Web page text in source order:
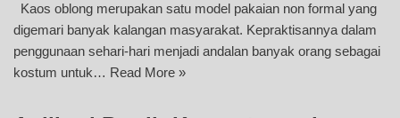
Kaos oblong merupakan satu model pakaian non formal yang
digemari banyak kalangan masyarakat. Kepraktisannya dalam
penggunaan sehari-hari menjadi andalan banyak orang sebagai
kostum untuk… Read More »